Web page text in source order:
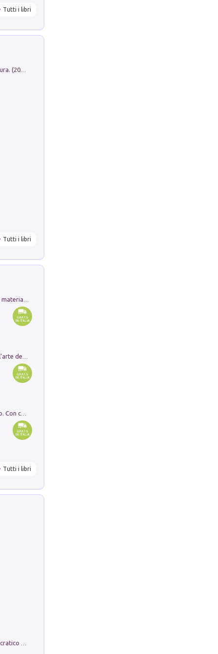
Tutti i libri
Tutti i libri
Tutti i libri